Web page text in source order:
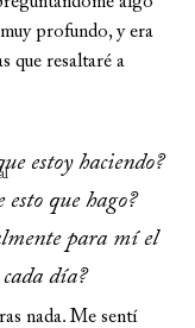
profundo, y era
que resaltaré a
estoy haciendo?
esto que hago?
para mí el
día?
nada. Me sentí